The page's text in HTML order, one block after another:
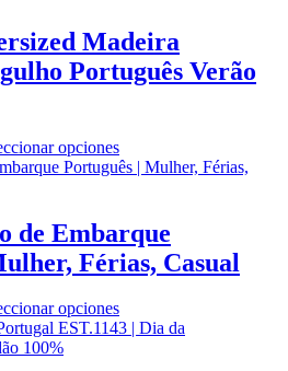
página
de
producto
€
€
variantes.
Las
opciones
en
la
producto
Madeira
Português Verão
€
€
opcionesEste
producto
variantes.
Las
opciones
pueden
elegir
en
de Embarque
Férias, Casual
opcionesEste
producto